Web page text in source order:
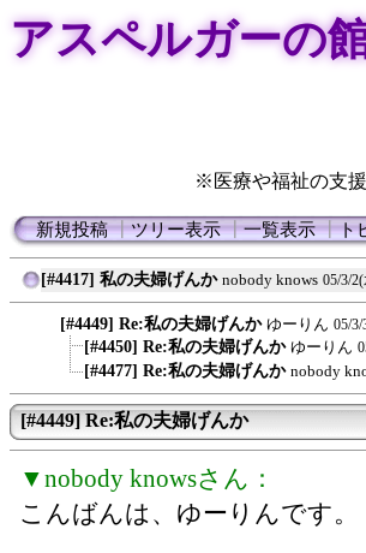
アスペルガーの
※医療や福祉の支
新規投稿┃ツリー表示┃一覧表示┃ト
[#4417] 私の夫婦げんか nobody knows 05/3/
[#4449] Re:私の夫婦げんか ゆーりん 05/3/
[#4450] Re:私の夫婦げんか ゆーりん
[#4477] Re:私の夫婦げんか nobody
[#4449] Re:私の夫婦げんか
▼nobody knowsさん：
こんばんは、ゆーりんです。